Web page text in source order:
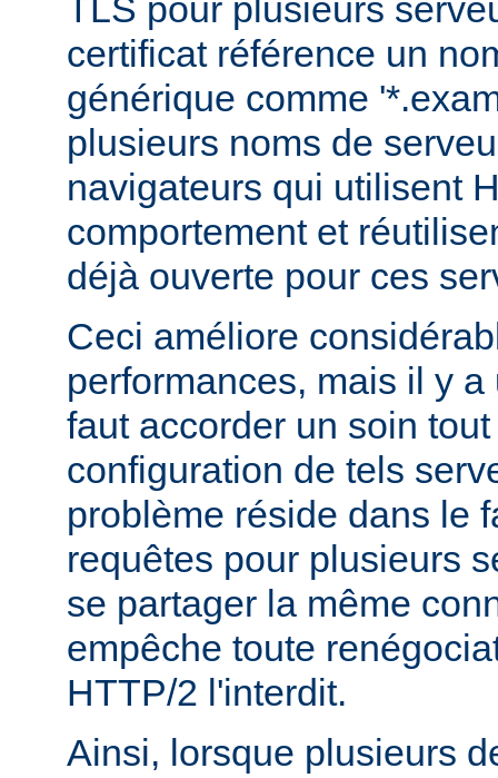
TLS pour plusieurs
certificat référence un
générique comme
plusieurs noms de
navigateurs qui utilisent
comportement et
déjà ouverte pour ces
Ceci améliore
performances, mais il y
faut accorder un soin
configuration de tels
problème réside dans le
requêtes pour plusieurs
se partager la même
empêche toute
HTTP/2 l'interdit.
Ainsi, lorsque plusieurs